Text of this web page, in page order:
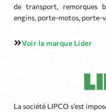
de transport, remorques
engins, porte-motos, porte-
Voir la marque Lider
La société LIPCO s’est